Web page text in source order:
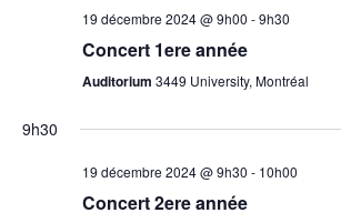
19 décembre 2024 @ 9h00 -9h30
Concert 1ere année
Auditorium 3449 University, Montréal
9h30
19 décembre 2024 @ 9h30 - 10h00
Concert 2ere année